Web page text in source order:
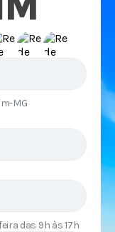
MG
das 9h às 17h